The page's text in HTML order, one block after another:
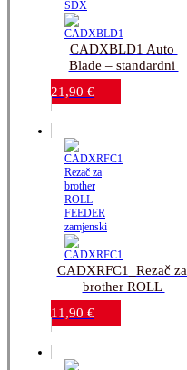
CADXBLD1 Auto
Blade – standardni
rezervni nož za brother
21,90 €
CADXRFC1_Rezač za
brother ROLL
FEEDER_zamjenski
11,90 €